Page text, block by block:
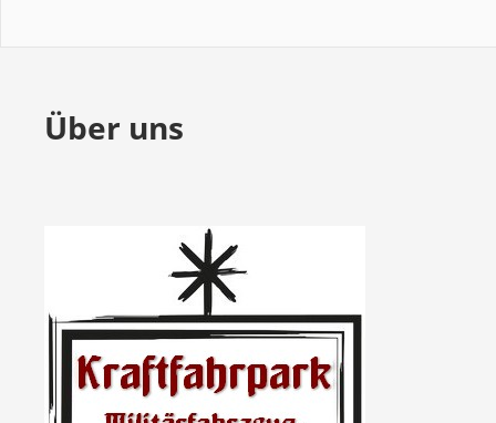
Über uns